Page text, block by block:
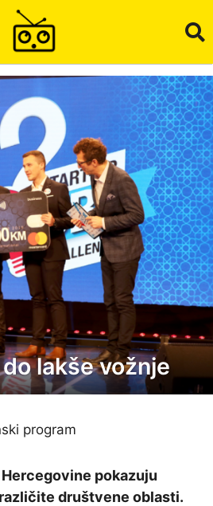
lakše vožnje
program
pokazuju
društvene oblasti.